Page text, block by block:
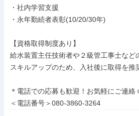
・社内学習支援
・永年勤続者表彰(10/20/30年)
【資格取得制度あり】
給水装置主任技術者や２級管工事士など
スキルアップのため、入社後に取得を推
＊電話での応募も歓迎！お気軽にご連絡
＜電話番号＞080-3860-3264